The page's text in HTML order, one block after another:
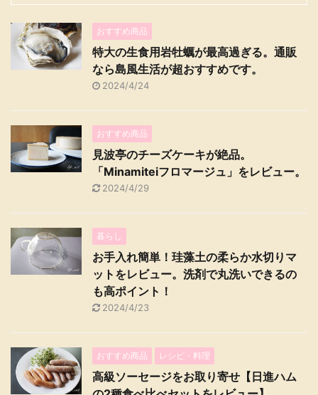
おすすめ商品
特大の生食用岩牡蠣が最高過ぎる。通販
なら島風生活が超おすすめです。
2024/4/24
おすすめ商品
見波亭のチーズケーキが絶品。
「Minamiteiフロマージュ」をレビュー。
2024/4/29
暮らし
お手入れ簡単！珪藻土の柔らか水切りマ
ットをレビュー。洗剤で丸洗いできるの
も高ポイント！
2024/4/23
おすすめ商品 レシピ・料理
高級ソーセージをお取り寄せ【日進ハム